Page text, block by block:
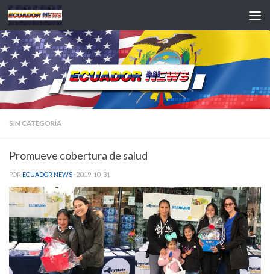
Saltar al contenido
SIN CATEGORÍA
Promueve cobertura de salud
POR ECUADOR NEWS · 2019-10-31